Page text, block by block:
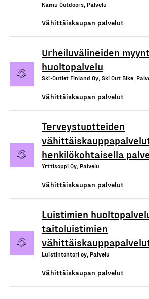
Kamu Outdoors, Palvelu
Vähittäiskaupan palvelut
Urheiluvälineiden
huoltopalvelu
Ski-Outlet Finland Oy, Ski Out Bike,
Vähittäiskaupan palvelut
Terveystuotteiden
henkilökohtaisella
Yrttisoppi Oy, Palvelu
Vähittäiskaupan palvelut
Luistimien
taitoluistimien
Luistintohtori oy, Palvelu
Vähittäiskaupan palvelut